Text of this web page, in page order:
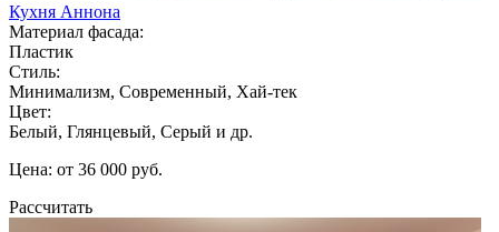
Кухня Аннона
Материал фасада:
Пластик
Стиль:
Минимализм, Современный, Хай-тек
Цвет:
Белый, Глянцевый, Серый и др.
Цена: от 36 000 руб.
Рассчитать